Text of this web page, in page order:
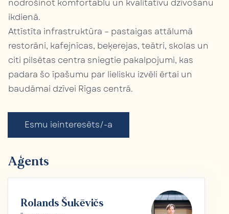
nodrošinot komfortablu un kvalitatīvu dzīvošanu
ikdienā.
Attīstīta infrastruktūra – pastaigas attālumā
restorāni, kafejnīcas, beķerejas, teātri, skolas un
citi pilsētas centra sniegtie pakalpojumi, kas
padara šo īpašumu par lielisku izvēli ērtai un
baudāmai dzīvei Rīgas centrā.
Esmu ieinteresēts/-a
Aģents
Rolands Šukēvičs